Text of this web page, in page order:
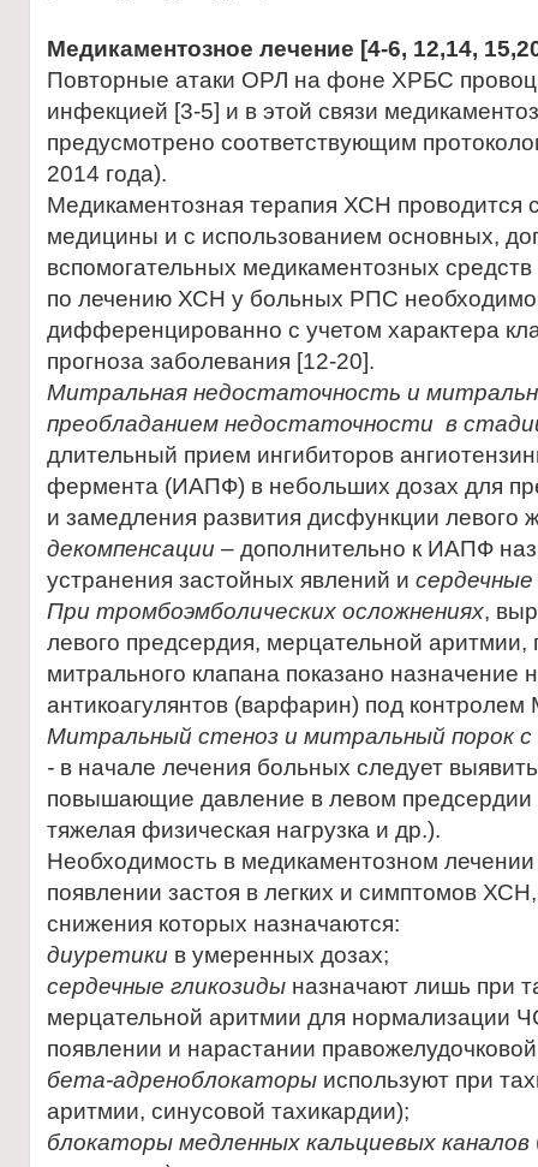
Медикаментозное лечение [4-6, 12,14,
Повторные атаки ОРЛ на фоне ХРБС
инфекцией [3-5] и в этой связи
предусмотрено соответствующим
2014 года).
Медикаментозная терапия ХСН проводится
медицины и с использованием основных,
вспомогательных медикаментозных
по лечению ХСН у больных РПС необходимо
дифференцированно с учетом характера
прогноза заболевания [12-20].
Митральная недостаточность и
преобладанием недостаточности в
длительный прием ингибиторов
фермента (ИАПФ) в небольших дозах для
и замедления развития дисфункции левого
декомпенсации – дополнительно к ИАПФ
устранения застойных явлений и
При тромбоэмболических осложнениях,
левого предсердия, мерцательной аритмии,
митрального клапана показано назначение
антикоагулянтов (варфарин) под
Митральный стеноз и митральный порок с
- в начале лечения больных следует
повышающие давление в левом предсердии
тяжелая физическая нагрузка и др.).
Необходимость в медикаментозном
появлении застоя в легких и симптомов
снижения которых назначаются:
диуретики в умеренных дозах;
сердечные гликозиды назначают лишь при
мерцательной аритмии для нормализации
появлении и нарастании
бета-адреноблокаторы используют при
аритмии, синусовой тахикардии);
блокаторы медленных кальциевых каналов